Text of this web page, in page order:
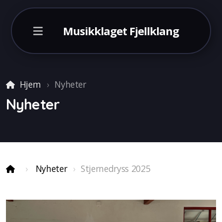
Musikklaget Fjellklang
Hjem Nyheter
Nyheter
Nyheter Stjernedryss 2025
Italia 2026
Malaga 2022